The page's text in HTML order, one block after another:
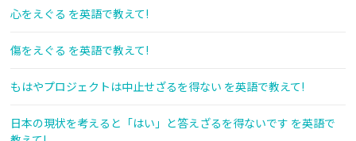
心をえぐる を英語で教えて!
傷をえぐる を英語で教えて!
もはやプロジェクトは中止せざるを得ない を英語で教えて!
日本の現状を考えると「はい」と答えざるを得ないです を英語で